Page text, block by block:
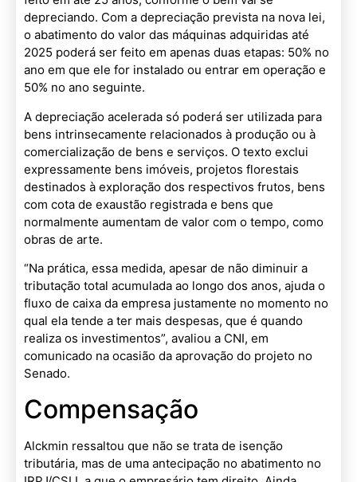
depreciando. Com a depreciação prevista na nova lei,
o abatimento do valor das máquinas adquiridas até
2025 poderá ser feito em apenas duas etapas: 50% no
ano em que ele for instalado ou entrar em operação e
50% no ano seguinte.
A depreciação acelerada só poderá ser utilizada para
bens intrinsecamente relacionados à produção ou à
comercialização de bens e serviços. O texto exclui
expressamente bens imóveis, projetos florestais
destinados à exploração dos respectivos frutos, bens
com cota de exaustão registrada e bens que
normalmente aumentam de valor com o tempo, como
obras de arte.
“Na prática, essa medida, apesar de não diminuir a
tributação total acumulada ao longo dos anos, ajuda o
fluxo de caixa da empresa justamente no momento no
qual ela tende a ter mais despesas, que é quando
realiza os investimentos”, avaliou a CNI, em
comunicado na ocasião da aprovação do projeto no
Senado.
Compensação
Alckmin ressaltou que não se trata de isenção
tributária, mas de uma antecipação no abatimento no